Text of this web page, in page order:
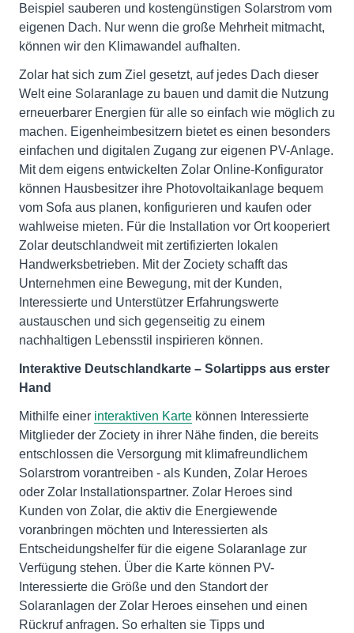
Beispiel sauberen und kostengünstigen Solarstrom vom
eigenen Dach. Nur wenn die große Mehrheit mitmacht,
können wir den Klimawandel aufhalten.
Zolar hat sich zum Ziel gesetzt, auf jedes Dach dieser
Welt eine Solaranlage zu bauen und damit die Nutzung
erneuerbarer Energien für alle so einfach wie möglich zu
machen. Eigenheimbesitzern bietet es einen besonders
einfachen und digitalen Zugang zur eigenen PV-Anlage.
Mit dem eigens entwickelten Zolar Online-Konfigurator
können Hausbesitzer ihre Photovoltaikanlage bequem
vom Sofa aus planen, konfigurieren und kaufen oder
wahlweise mieten. Für die Installation vor Ort kooperiert
Zolar deutschlandweit mit zertifizierten lokalen
Handwerksbetrieben. Mit der Zociety schafft das
Unternehmen eine Bewegung, mit der Kunden,
Interessierte und Unterstützer Erfahrungswerte
austauschen und sich gegenseitig zu einem
nachhaltigen Lebensstil inspirieren können.
Interaktive Deutschlandkarte – Solartipps aus erster
Hand
Mithilfe einer interaktiven Karte können Interessierte
Mitglieder der Zociety in ihrer Nähe finden, die bereits
entschlossen die Versorgung mit klimafreundlichem
Solarstrom vorantreiben - als Kunden, Zolar Heroes
oder Zolar Installationspartner. Zolar Heroes sind
Kunden von Zolar, die aktiv die Energiewende
voranbringen möchten und Interessierten als
Entscheidungshelfer für die eigene Solaranlage zur
Verfügung stehen. Über die Karte können PV-
Interessierte die Größe und den Standort der
Solaranlagen der Zolar Heroes einsehen und einen
Rückruf anfragen. So erhalten sie Tipps und